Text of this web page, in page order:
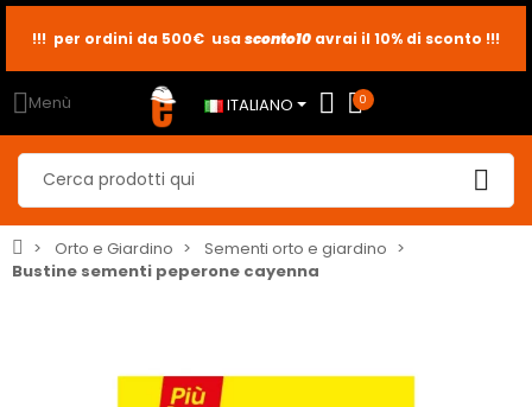
sconto2
sconto5
sconto10
Menù ITALIANO 0
Orto e Giardino
Sementi orto e giardino
Bustine sementi peperone cayenna